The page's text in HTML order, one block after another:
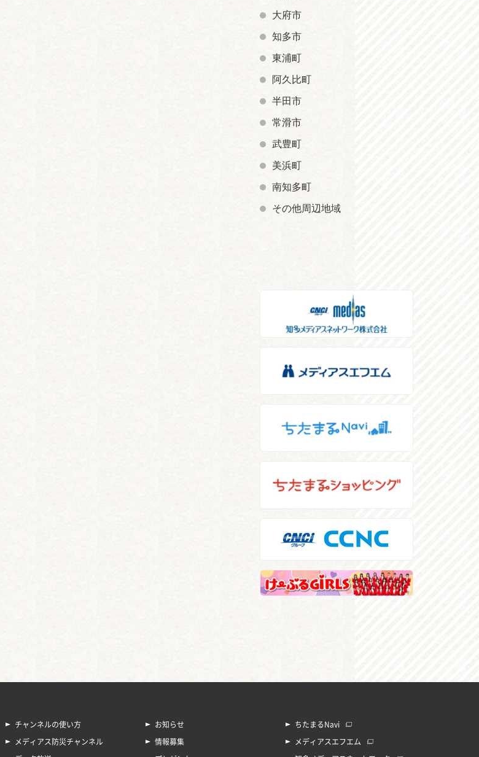
大府市
知多市
東浦町
阿久比町
半田市
常滑市
武豊町
美浜町
南知多町
その他周辺地域
チャンネルの使い方
メディアス防災チャンネル
お知らせ
情報募集
ちたまるNavi
メディアスエフエム